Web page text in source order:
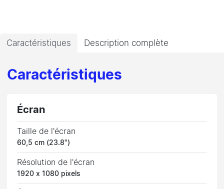
Caractéristiques Description complète
Caractéristiques
Écran
Taille de l'écran
60,5 cm (23.8")
Résolution de l'écran
1920 x 1080 pixels